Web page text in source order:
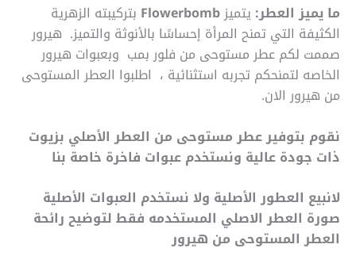
ما يميز العطر: يتميزFlowerbomb بتركيبته الزهرية
الكثيفة التي تمنح المرأة إحساسًا بالأنوثة والتميز. هيرور
صممت لكم عطر مستوحى من فلور بمب وبعبوات هيرور
الخاصه لتمنحكم تجربه استثنائية ، اطلبوا العطر المستوحى
من هيرور الان.
نقوم بتوفير عطر مستوحى من العطر الأصلي بزيوت
ذات جودة عالية ونستخدم عبوات فاخرة خاصة بنا
لانبيع العطور الأصلية ولا نستخدم العبوات الأصلية
صورة العطر الاصلي المستخدمه فقط لتوضيح رائحة
العطر المستوحى من هيرور